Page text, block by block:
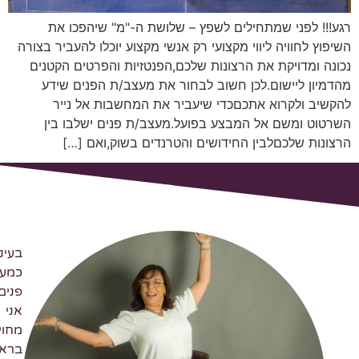
לפני שמתחילים לשפץ – שלושת ה-"מ" שיהפכו את
לחוויה ליווי מקצועי רק אנשי מקצוע יוכלו להעביר בצורה
ומדויקת את הרצונות שלכם,הפנטזיות והפרטים הקטנים
ליישום.לכן חשוב לבחור את מעצב/ת הפנים שידע
ולקרוא אתכםכדי שיעביר את המחשבות אל נייר
ומשם אל המבצע בפועל.מעצב/ת פנים ישלבו בין
שלכםלבין החידושים והטרנדים בשוק,ואם […]
כמעצבת
פנים,
אני
מחויבת
בראש